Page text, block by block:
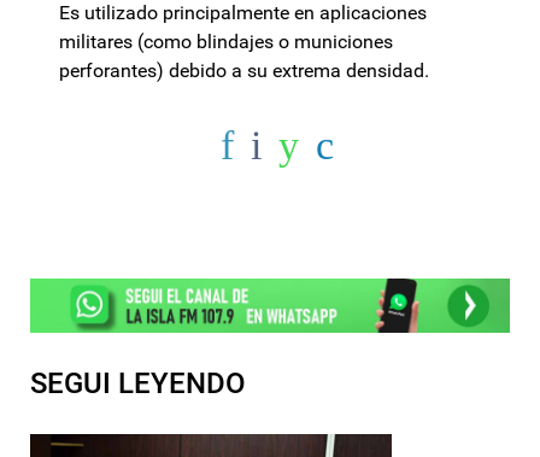
Es utilizado principalmente en aplicaciones
militares (como blindajes o municiones
perforantes) debido a su extrema densidad.
SEGUI LEYENDO